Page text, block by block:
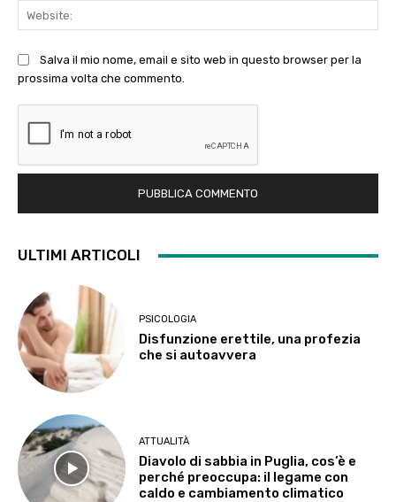
Salva il mio nome, email e sito web in questo browser per la
prossima volta che commento.
ULTIMI ARTICOLI
PSICOLOGIA
Disfunzione erettile, una profezia
che si autoavvera
ATTUALITÀ
Diavolo di sabbia in Puglia, cos’è e
perché preoccupa: il legame con
caldo e cambiamento climatico